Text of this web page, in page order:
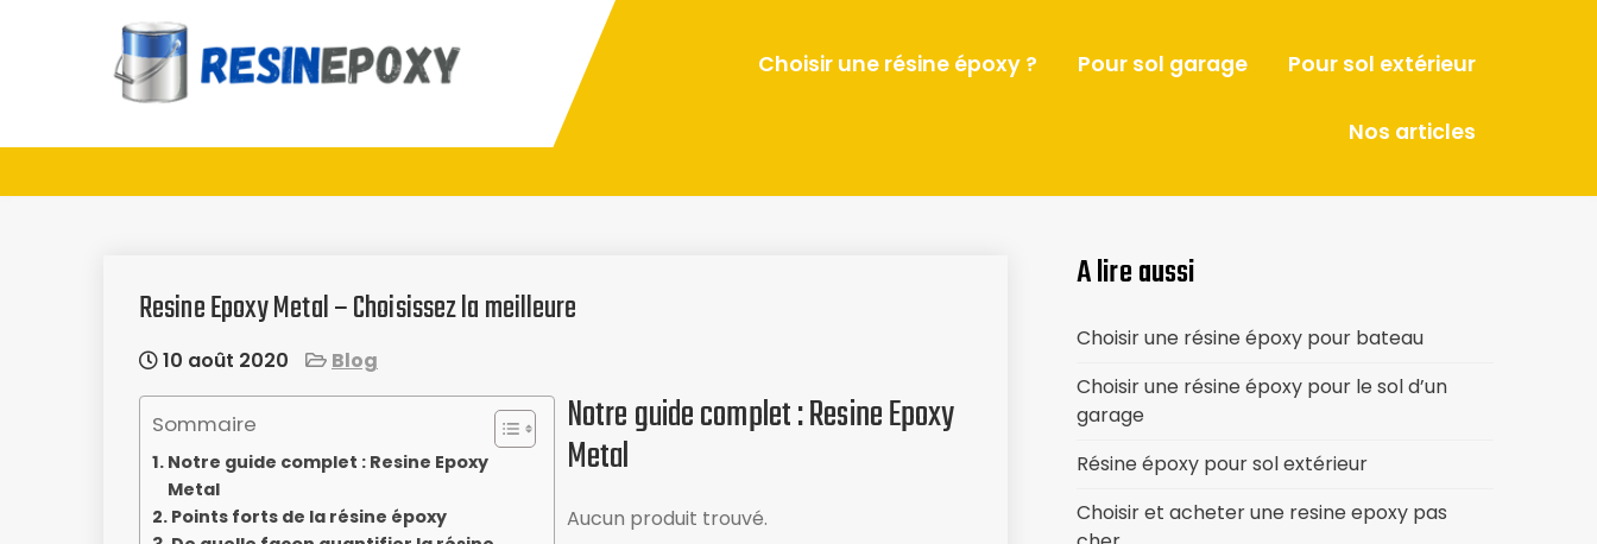
Guide d'achat : Résine
époxy
Choisir une résine époxy ? Pour sol garage Pour sol extérieur
Nos articles
Resine Epoxy Metal – Choisissez la meilleure
10 août 2020 Blog
Sommaire
Notre guide complet : Resine Epoxy
Metal
Points forts de la résine époxy
Notre guide complet : Resine Epoxy
Metal
Aucun produit trouvé.
A lire aussi
Choisir une résine époxy pour bateau
Choisir une résine époxy pour le sol d’un
garage
Résine époxy pour sol extérieur
Choisir et acheter une resine epoxy pas